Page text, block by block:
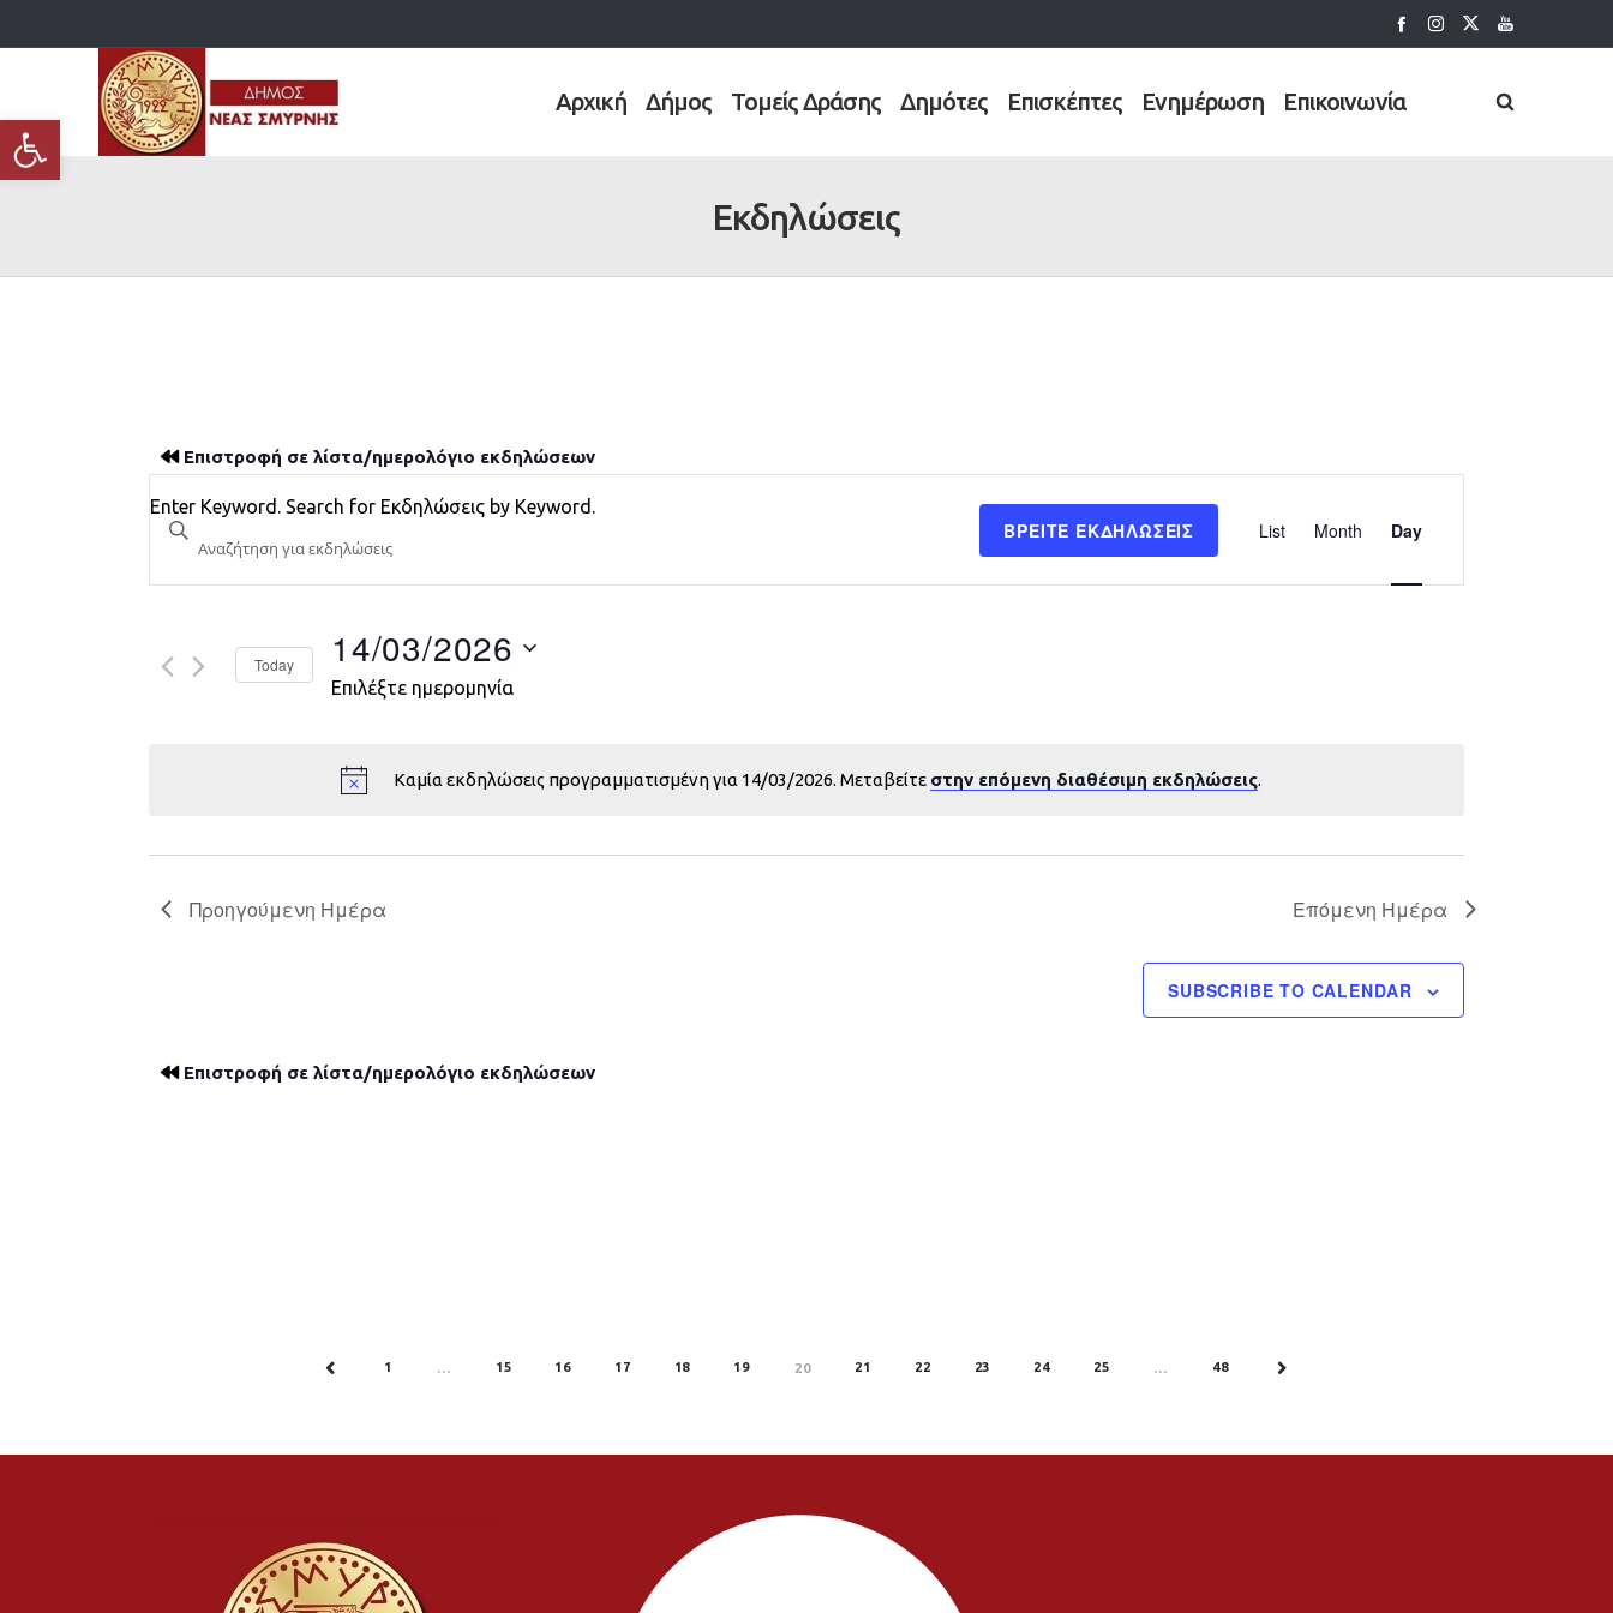
Ανοίξτε τη γραμμή εργαλείων
Αρχική Δήμος Τομείς Δράσης Δημότες Επισκέπτες Ενημέρωση Επικοινωνία
Εκδηλώσεις
Επιστροφή σε λίστα/ημερολόγιο εκδηλώσεων
Καμία εκδηλώσεις προγραμματισμένη για 14/03/2026. Μεταβείτε στην επόμενη διαθέσιμη εκδηλώσεις.
Εκδηλώσεις
Search
and
Navigation
Enter Keyword. Search for Εκδηλώσεις by Keyword.
ΒΡΕΊΤΕ ΕΚΔΗΛΏΣΕΙΣ
Views
Navigation
List Month Day
Today 14/03/2026
Επιλέξτε ημερομηνία
Προηγούμενη Ημέρα Επόμενη Ημέρα
SUBSCRIBE TO CALENDAR
Επιστροφή σε λίστα/ημερολόγιο εκδηλώσεων
1 … 15 16 17 18 19 20 21 22 23 24 25 … 48 NEXT